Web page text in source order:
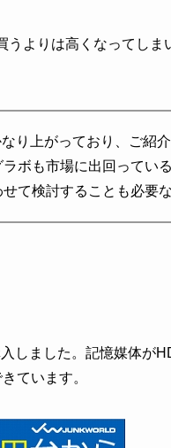
よりは高くなってし
り上がっており、ご紹
ボも市場に出回ってい
て検討することも必要な
しました。記憶媒体が
ています。